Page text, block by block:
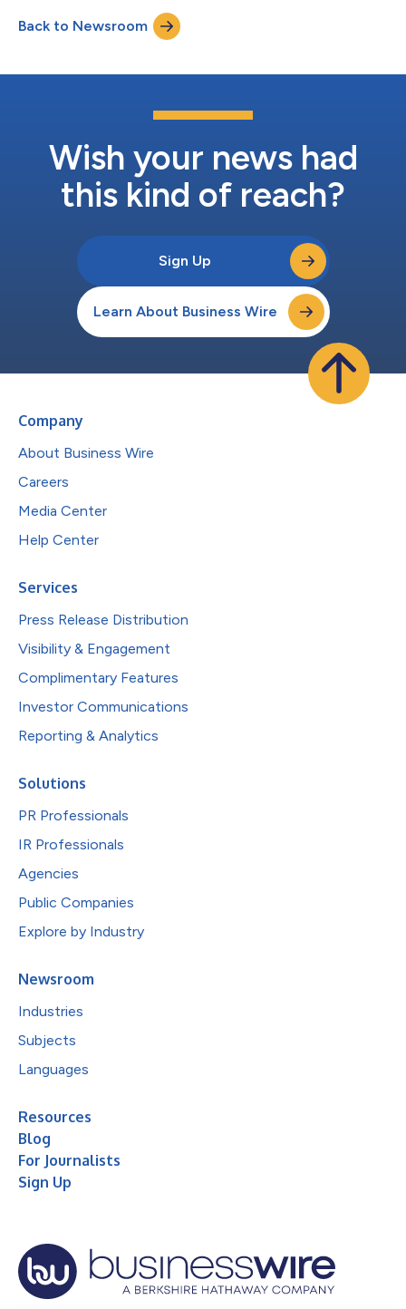
lituana, Mano Būstas e le centinaia di clienti in tutta la regione. A
partire da gennaio, la piattaforma per l’enga...
Back to Newsroom
Wish your news had
this kind of reach?
Sign Up
Learn About Business Wire
Company
About Business Wire
Careers
Media Center
Help Center
Services
Press Release Distribution
Visibility & Engagement
Complimentary Features
Investor Communications
Reporting & Analytics
Solutions
PR Professionals
IR Professionals
Agencies
Public Companies
Explore by Industry
Newsroom
Industries
Subjects
Languages
Resources
Blog
For Journalists
Sign Up